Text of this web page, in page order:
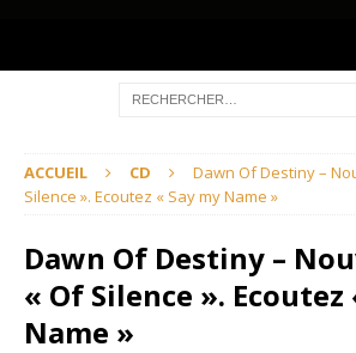
ACCUEIL CD
Dawn Of Destiny –
Silence ». Ecoutez « Say my Name »
Dawn Of Destiny –
« Of Silence ». Ecoutez
Name »